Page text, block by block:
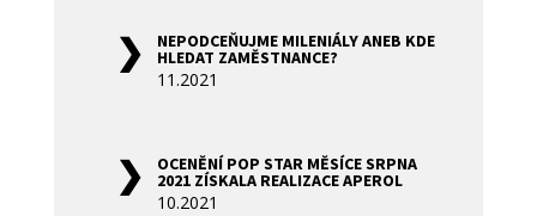
NEPODCEŇUJME MILENIÁLY ANEB KDE
HLEDAT ZAMĚSTNANCE?
11.2021
OCENĚNÍ POP STAR MĚSÍCE SRPNA
2021 ZÍSKALA REALIZACE APEROL
10.2021